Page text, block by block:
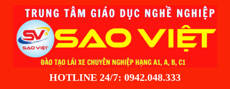
HOTLINE 24/7: 0942.048.333